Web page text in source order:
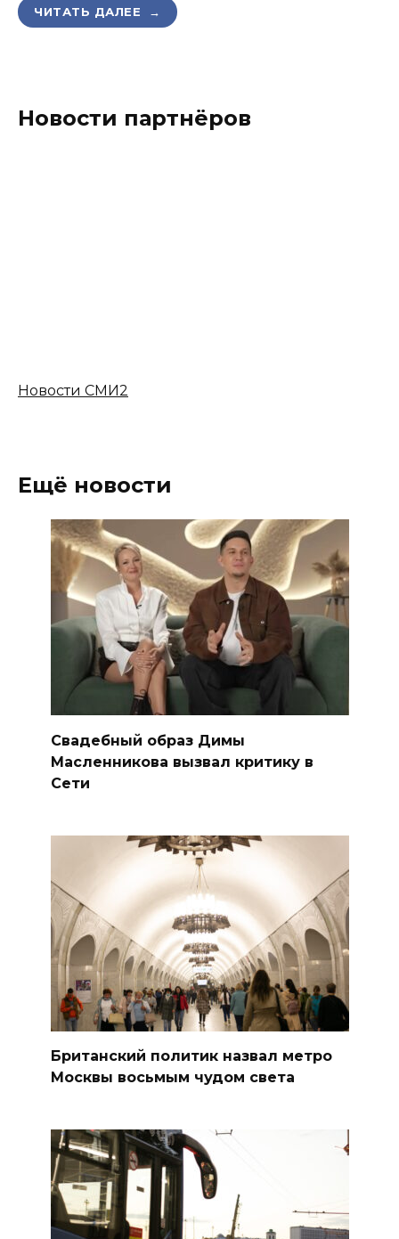
ЧИТАТЬ ДАЛЕЕ →
Новости партнёров
Новости СМИ2
Ещё новости
Свадебный образ Димы
Масленникова вызвал критику в
Сети
Британский политик назвал метро
Москвы восьмым чудом света